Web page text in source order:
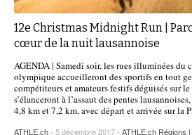
12e Christmas Midnight Run |
cœur de la nuit lausannoise
AGENDA | Samedi soir, les rues illuminées
olympique accueilleront des sportifs en tout
compétiteurs et amateurs festifs déguisés sur
s’élanceront à l’assaut des pentes
4,8 km et 7,2 km, avec départ et arrivée sur la
ATHLE.ch- 5 décembre 2017 - ATHLE.ch Régions |